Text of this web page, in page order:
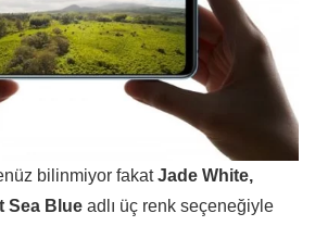
bilinmiyor fakatJade White,
Sea Blue adlı üç renk seçeneğiyle